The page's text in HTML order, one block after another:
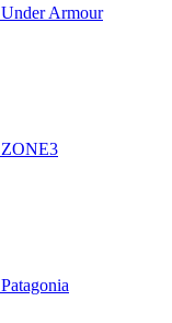
Under Armour
ZONE3
Patagonia